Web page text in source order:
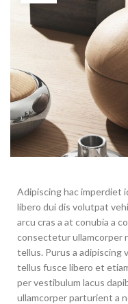
Adipiscing hac imperdiet
libero dui dis volutpat
arcu cras a at conubia a
consectetur ullamcorper
tellus. Purus a adipiscing
tellus fusce libero et
per vestibulum lacus
ullamcorper parturient a